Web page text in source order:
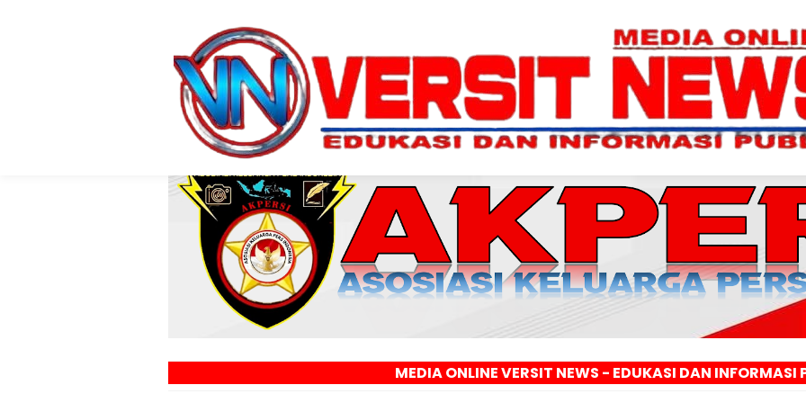
MEDIA ONLINE VERSIT NEWS - EDUKASI DAN INFORMASI PUBLIK